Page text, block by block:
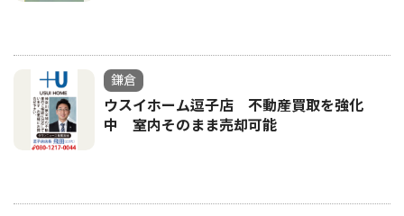
鎌倉
ウスイホーム逗子店 不動産買取を強化
中 室内そのまま売却可能